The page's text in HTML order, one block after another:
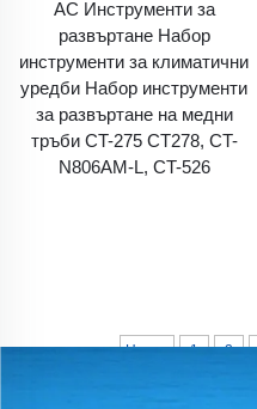
AC Инструменти за
развъртане Набор
инструменти за климатични
уредби Набор инструменти
за развъртане на медни
тръби CT-275 CT278, CT-
N806AM-L, CT-526
Назад 1 2